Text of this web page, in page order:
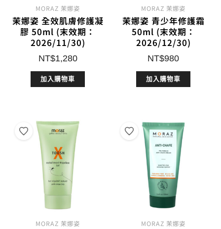
MORAZ 茉娜姿
茉娜姿 全效肌膚修護凝
膠 50ml (末效期：
2026/11/30)
NT$1,280
加入購物車
MORAZ 茉娜姿
茉娜姿 青少年修護霜
50ml (末效期：
2026/12/30)
NT$980
加入購物車
MORAZ 茉娜姿 MORAZ 茉娜姿